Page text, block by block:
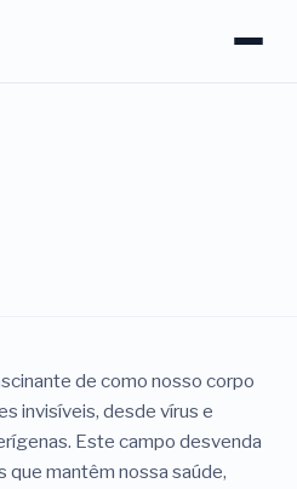
de como nosso corpo
invisíveis, desde vírus e
Este campo desvenda
que mantêm nossa saúde,